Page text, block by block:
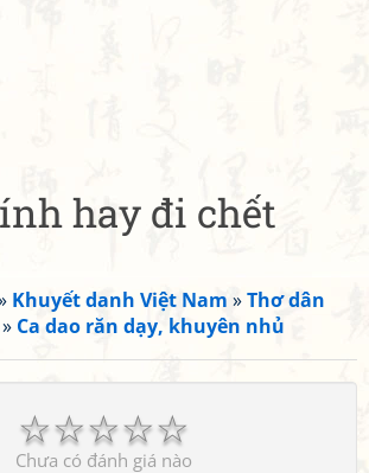
hay đi chết
Khuyết danh Việt Nam »Thơ dân
» Ca dao răn dạy, khuyên nhủ
☆
☆
☆
☆
☆
Chưa có đánh giá nào